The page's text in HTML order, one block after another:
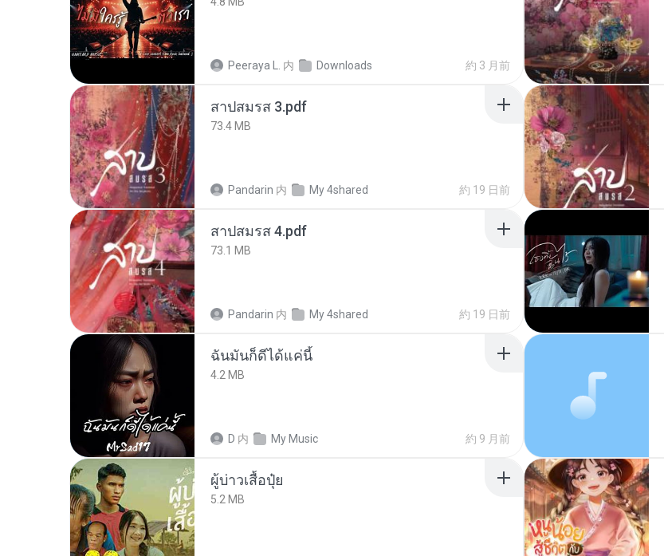
Peeraya L. 内 Downloads 約 3 月前
สาปสมรส 3.pdf
73.4 MB
Pandarin 内 My 4shared 約 19 日前
สาปสมรส 4.pdf
73.1 MB
Pandarin 内 My 4shared 約 19 日前
ฉันมันก็ดีได้แค่นี้
4.2 MB
D 内 My Music 約 9 月前
ผู้บ่าวเสื้อปุ๋ย
5.2 MB